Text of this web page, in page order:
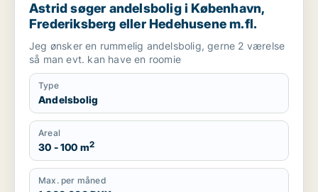
Astrid søger andelsbolig i København,
Frederiksberg eller Hedehusene m.fl.
Jeg ønsker en rummelig andelsbolig, gerne 2 værelse
så man evt. kan have en roomie
Type
Andelsbolig
Areal
30 - 100 m2
Max. per måned